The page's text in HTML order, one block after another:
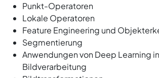
Punkt-Operatoren
Lokale Operatoren
Feature Engineering und
Segmentierung
Anwendungen von Deep Learning
Bildverarbeitung